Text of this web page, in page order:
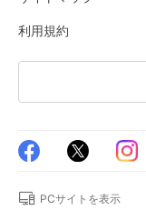
利用規約
PCサイトを表示